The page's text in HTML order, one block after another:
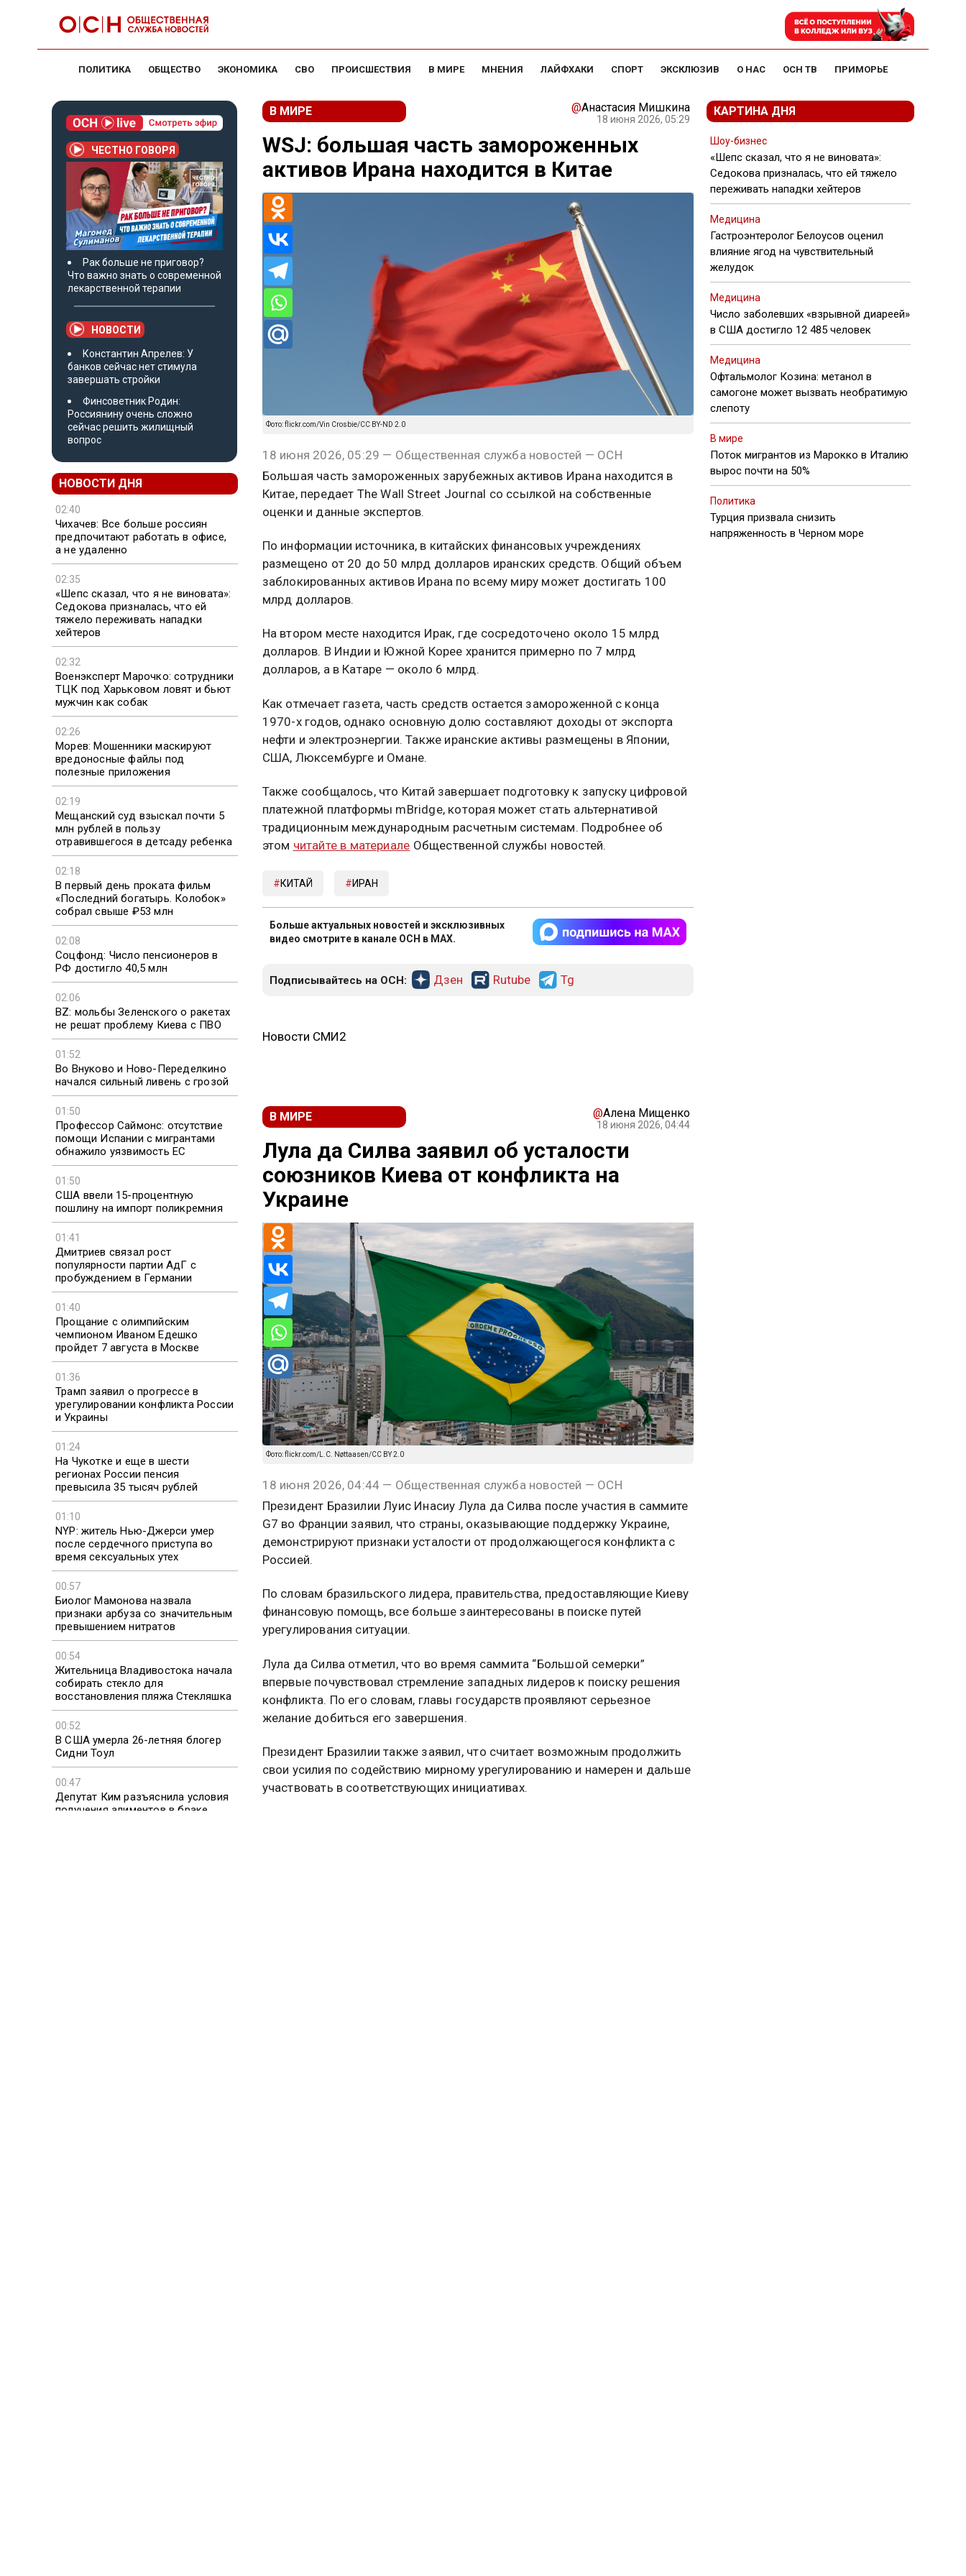
ПОЛИТИКА ОБЩЕСТВО ЭКОНОМИКА СВО ПРОИСШЕСТВИЯ В МИРЕ МНЕНИЯ ЛАЙФХАКИ СПОРТ ЭКСКЛЮЗИВ О НАС ОСН ТВ ПРИМОРЬЕ
ЧЕСТНО ГОВОРЯ
Рак больше не приговор?
Что важно знать о современной
лекарственной терапии
НОВОСТИ
Константин Апрелев: У
банков сейчас нет стимула
завершать стройки
Финсоветник Родин:
Россиянину очень сложно
сейчас решить жилищный
вопрос
НОВОСТИ ДНЯ
02:40
Чихачев: Все больше россиян
предпочитают работать в офисе,
а не удаленно
02:35
«Шепс сказал, что я не виновата»:
Седокова призналась, что ей
тяжело переживать нападки
хейтеров
02:32
Военэксперт Марочко: сотрудники
ТЦК под Харьковом ловят и бьют
мужчин как собак
02:26
Морев: Мошенники маскируют
вредоносные файлы под
полезные приложения
02:19
Мещанский суд взыскал почти 5
млн рублей в пользу
отравившегося в детсаду ребенка
02:18
В первый день проката фильм
«Последний богатырь. Колобок»
собрал свыше ₽53 млн
02:08
Соцфонд: Число пенсионеров в
РФ достигло 40,5 млн
02:06
BZ: мольбы Зеленского о ракетах
не решат проблему Киева с ПВО
01:52
Во Внуково и Ново-Переделкино
начался сильный ливень с грозой
01:50
Профессор Саймонс: отсутствие
помощи Испании с мигрантами
обнажило уязвимость ЕС
01:50
США ввели 15-процентную
пошлину на импорт поликремния
01:41
Дмитриев связал рост
популярности партии АдГ с
пробуждением в Германии
01:40
Прощание с олимпийским
чемпионом Иваном Едешко
пройдет 7 августа в Москве
01:36
Трамп заявил о прогрессе в
урегулировании конфликта России
и Украины
01:24
На Чукотке и еще в шести
регионах России пенсия
превысила 35 тысяч рублей
01:10
NYP: житель Нью-Джерси умер
после сердечного приступа во
время сексуальных утех
00:57
Биолог Мамонова назвала
признаки арбуза со значительным
превышением нитратов
00:54
Жительница Владивостока начала
собирать стекло для
восстановления пляжа Стекляшка
00:52
В США умерла 26-летняя блогер
Сидни Тоул
00:47
Депутат Ким разъяснила условия
получения алиментов в браке
В МИРЕ @Анастасия Мишкина
18 июня 2026, 05:29
WSJ: большая часть замороженных
активов Ирана находится в Китае
Фото: flickr.com/Vin Crosbie/CC BY-ND 2.0
18 июня 2026, 05:29 — Общественная служба новостей — ОСН
Большая часть замороженных зарубежных активов Ирана находится в
Китае, передает The Wall Street Journal со ссылкой на собственные
оценки и данные экспертов.
По информации источника, в китайских финансовых учреждениях
размещено от 20 до 50 млрд долларов иранских средств. Общий объем
заблокированных активов Ирана по всему миру может достигать 100
млрд долларов.
На втором месте находится Ирак, где сосредоточено около 15 млрд
долларов. В Индии и Южной Корее хранится примерно по 7 млрд
долларов, а в Катаре — около 6 млрд.
Как отмечает газета, часть средств остается замороженной с конца
1970-х годов, однако основную долю составляют доходы от экспорта
нефти и электроэнергии. Также иранские активы размещены в Японии,
США, Люксембурге и Омане.
Также сообщалось, что Китай завершает подготовку к запуску цифровой
платежной платформы mBridge, которая может стать альтернативой
традиционным международным расчетным системам. Подробнее об
этом читайте в материале Общественной службы новостей.
КИТАЙ ИРАН
Больше актуальных новостей и эксклюзивных
видео смотрите в канале ОСН в MAX.
Подписывайтесь на ОСН: Дзен Rutube Tg
Новости СМИ2
В МИРЕ @Алена Мищенко
18 июня 2026, 04:44
Лула да Силва заявил об усталости
союзников Киева от конфликта на
Украине
Фото: flickr.com/L.C. Nøttaasen/CC BY 2.0
18 июня 2026, 04:44 — Общественная служба новостей — ОСН
Президент Бразилии Луис Инасиу Лула да Силва после участия в саммите
G7 во Франции заявил, что страны, оказывающие поддержку Украине,
демонстрируют признаки усталости от продолжающегося конфликта с
Россией.
По словам бразильского лидера, правительства, предоставляющие Киеву
финансовую помощь, все больше заинтересованы в поиске путей
урегулирования ситуации.
Лула да Силва отметил, что во время саммита “Большой семерки”
впервые почувствовал стремление западных лидеров к поиску решения
конфликта. По его словам, главы государств проявляют серьезное
желание добиться его завершения.
Президент Бразилии также заявил, что считает возможным продолжить
свои усилия по содействию мирному урегулированию и намерен и дальше
участвовать в соответствующих инициативах.
КАРТИНА ДНЯ
Шоу-бизнес
«Шепс сказал, что я не виновата»:
Седокова призналась, что ей тяжело
переживать нападки хейтеров
Медицина
Гастроэнтеролог Белоусов оценил
влияние ягод на чувствительный
желудок
Медицина
Число заболевших «взрывной диареей»
в США достигло 12 485 человек
Медицина
Офтальмолог Козина: метанол в
самогоне может вызвать необратимую
слепоту
В мире
Поток мигрантов из Марокко в Италию
вырос почти на 50%
Политика
Турция призвала снизить
напряженность в Черном море